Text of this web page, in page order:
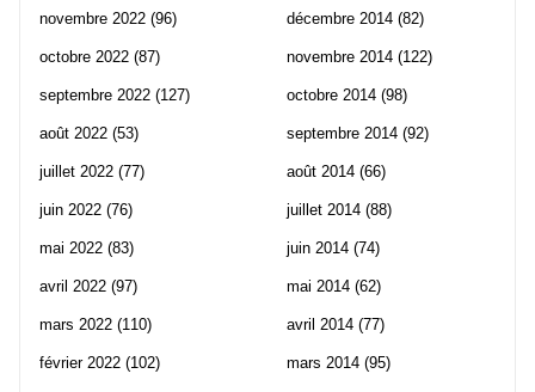
novembre 2022 (96)
octobre 2022 (87)
septembre 2022 (127)
août 2022 (53)
juillet 2022 (77)
juin 2022 (76)
mai 2022 (83)
avril 2022 (97)
mars 2022 (110)
février 2022 (102)
décembre 2014 (82)
novembre 2014 (122)
octobre 2014 (98)
septembre 2014 (92)
août 2014 (66)
juillet 2014 (88)
juin 2014 (74)
mai 2014 (62)
avril 2014 (77)
mars 2014 (95)